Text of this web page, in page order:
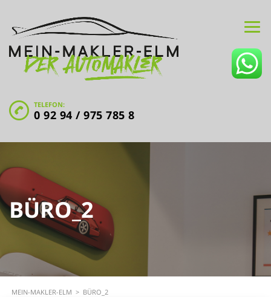
TELEFON:
0 92 94 / 975 785 8
BÜRO_2
MEIN-MAKLER-ELM > BÜRO_2